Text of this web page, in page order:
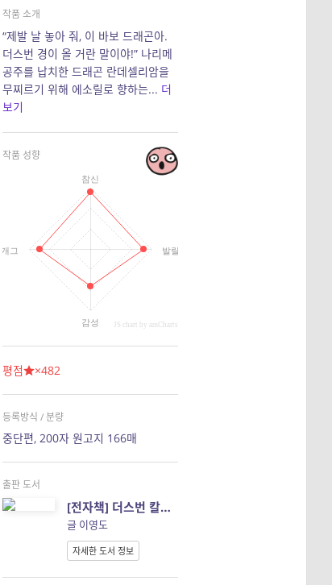
작품 소개
“제발 날 놓아 줘, 이 바보 드래곤아.
더스번 경이 올 거란 말이야!” 나리메
공주를 납치한 드래곤 란데셀리암을
무찌르기 위해 에소릴로 향하는... 더
보기
작품 성향
참신
발랄
감성
개그
JS chart by amCharts
평점 ×482
등록방식 / 분량
중단편, 200자 원고지 166매
출판 도서
[전자책] 더스번 칼파랑과 사란디테 이야기
글 이영도
자세한 도서 정보